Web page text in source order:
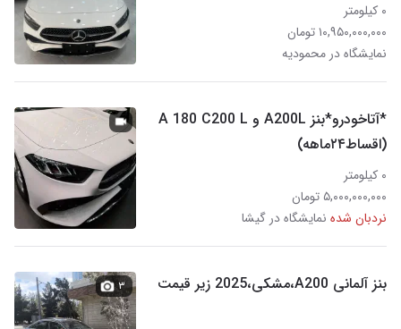
۰ کیلومتر
۱۰,۹۵۰,۰۰۰,۰۰۰ تومان
نمایشگاه در محمودیه
*آتاخودرو*بنز A200L و A 180 C200 L
(اقساط۲۴ماهه)
۰ کیلومتر
۵,۰۰۰,۰۰۰,۰۰۰ تومان
نردبان شده نمایشگاه در گیشا
بنز آلمانی A200،مشکی،2025 زیر قیمت ۳